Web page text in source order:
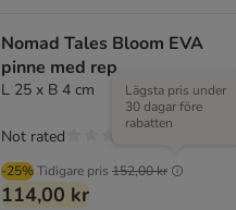
Nomad Tales Bloom EVA
pinne med rep
L 25 x B 4 cm
-25%Tidigare pris 152,00 kr
Lägsta pris under
30 dagar före
rabatten
114,00 kr
Not rated